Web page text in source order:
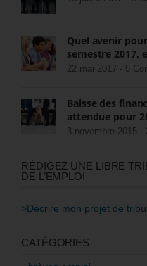
Quel avenir
semestre 2017,
22 mai 2017 - 5
Baisse des
attendue pour
3 novembre 2015 -
RÉDIGEZ UNE LIBRE
DE L’EMPLOI
>Décrire mon projet de
CATÉGORIES